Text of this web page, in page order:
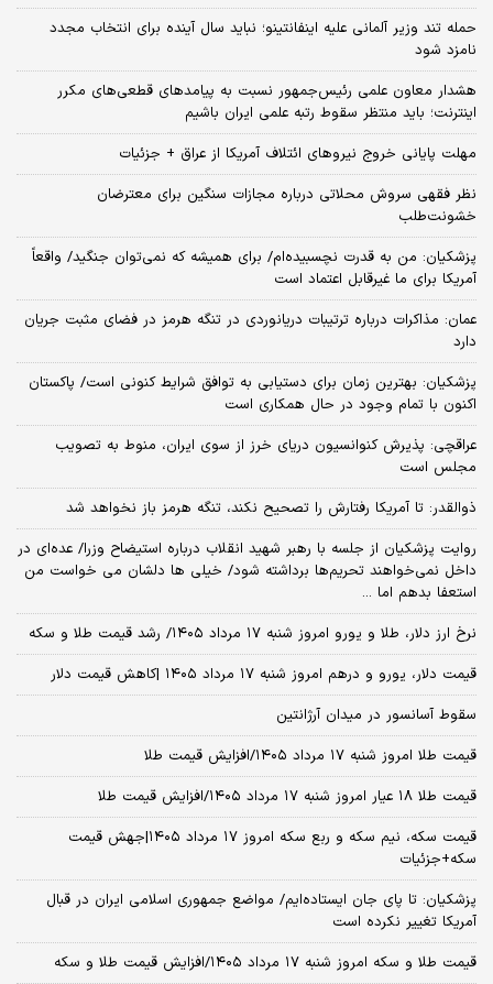
حمله تند وزیر آلمانی علیه اینفانتینو؛ نباید سال آینده برای انتخاب مجدد
نامزد شود
هشدار معاون علمی رئیس‌جمهور نسبت به پیامدهای قطعی‌های مکرر
اینترنت؛ باید منتظر سقوط رتبه علمی ایران باشیم
مهلت پایانی خروج نیروهای ائتلاف آمریکا از عراق + جزئیات
نظر فقهی سروش محلاتی درباره مجازات سنگین برای معترضان
خشونت‌طلب
پزشکیان: من به قدرت نچسبیده‌ام/ برای همیشه که نمی‌توان جنگید/ واقعاً
آمریکا برای ما غیرقابل اعتماد است
عمان: مذاکرات درباره ترتیبات دریانوردی در تنگه هرمز در فضای مثبت جریان
دارد
پزشکیان‌: بهترین زمان برای دستیابی به توافق شرایط کنونی است/ پاکستان
اکنون با تمام وجود در حال همکاری است
عراقچی: پذیرش کنوانسیون دریای خرز از سوی ایران، منوط به تصویب
مجلس است
ذوالقدر: تا آمریکا رفتارش را تصحیح نکند، تنگه هرمز باز نخواهد شد
روایت پزشکیان از جلسه با رهبر شهید انقلاب درباره استیضاح وزرا/ عده‌ای در
داخل نمی‌خواهند تحریم‌ها برداشته شود/ خیلی ها دلشان می خواست من
استعفا بدهم اما ...
نرخ ارز دلار، طلا و یورو امروز شنبه ۱۷ مرداد ۱۴۰۵/ رشد قیمت طلا و سکه
قیمت دلار، یورو و درهم امروز شنبه ۱۷ مرداد ۱۴۰۵ |کاهش قیمت دلار
سقوط آسانسور در میدان آرژانتین
قیمت طلا امروز شنبه ۱۷ مرداد ۱۴۰۵/افزایش قیمت طلا
قیمت طلا ۱۸ عیار امروز شنبه ۱۷ مرداد ۱۴۰۵/افزایش قیمت طلا
قیمت سکه، نیم سکه و ربع سکه امروز ۱۷ مرداد ۱۴۰۵|جهش قیمت
سکه+جزئیات
پزشکیان: تا پای جان ایستاده‌ایم/ مواضع جمهوری اسلامی ایران در قبال
آمریکا تغییر نکرده است
قیمت طلا و سکه امروز شنبه ۱۷ مرداد ۱۴۰۵/افزایش قیمت طلا و سکه